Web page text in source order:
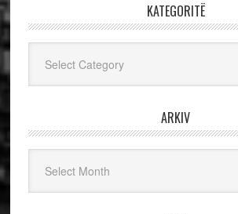
KATEGORITË
ARKIV